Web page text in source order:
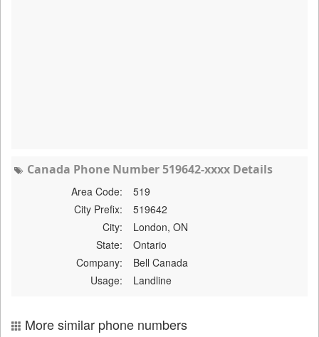
Canada Phone Number 519642-xxxx Details
Area Code:
519
City Prefix:
519642
City:
London, ON
State:
Ontario
Company:
Bell Canada
Usage:
Landline
More similar phone numbers